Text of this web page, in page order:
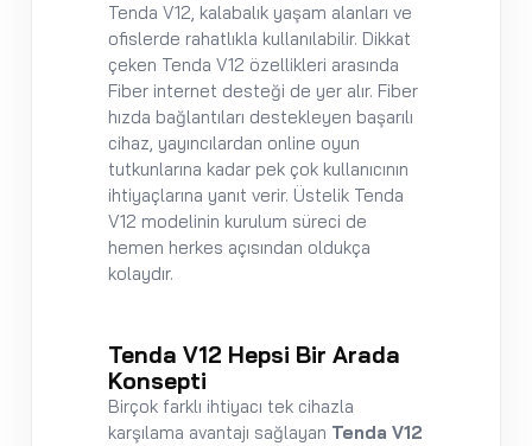
Tenda V12, kalabalık yaşam alanları ve
ofislerde rahatlıkla kullanılabilir. Dikkat
çeken Tenda V12 özellikleri arasında
Fiber internet desteği de yer alır. Fiber
hızda bağlantıları destekleyen başarılı
cihaz, yayıncılardan online oyun
tutkunlarına kadar pek çok kullanıcının
ihtiyaçlarına yanıt verir. Üstelik Tenda
V12 modelinin kurulum süreci de
hemen herkes açısından oldukça
kolaydır.
Tenda V12 Hepsi Bir Arada
Konsepti
Birçok farklı ihtiyacı tek cihazla
karşılama avantajı sağlayan Tenda V12